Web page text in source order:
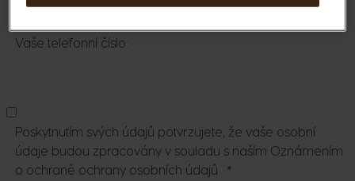
Vaše telefonní číslo:
Poskytnutím svých údajů potvrzujete, že vaše osobní
údaje budou zpracovány v souladu s naším Oznámením
o ochraně ochrany osobních údajů